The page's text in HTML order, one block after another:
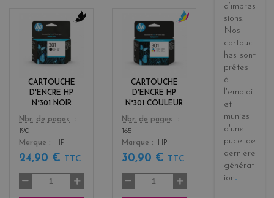
CARTOUCHE
D'ENCRE HP
N°301 NOIR
Color
k
Nbr. de pages
190
Marque
HP
24,90 € TTC
CARTOUCHE
D'ENCRE HP
N°301 COULEUR
Color
r
Nbr. de pages
165
Marque
HP
30,90 € TTC
d’impres
sions.
Nos
cartouc
hes sont
prêtes
à
l'emploi
et
munies
d'une
puce de
dernière
générat
ion.